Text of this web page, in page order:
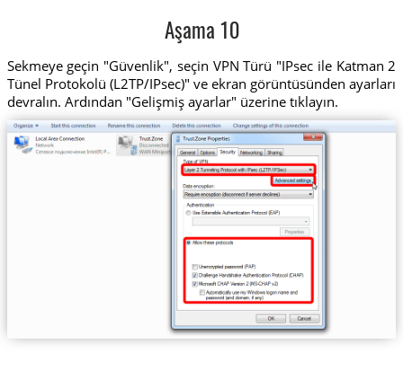
Aşama 10
Sekmeye geçin "Güvenlik", seçin VPN Türü "IPsec ile Katman 2
Tünel Protokolü (L2TP/IPsec)" ve ekran görüntüsünden ayarları
devralın. Ardından "Gelişmiş ayarlar" üzerine tıklayın.